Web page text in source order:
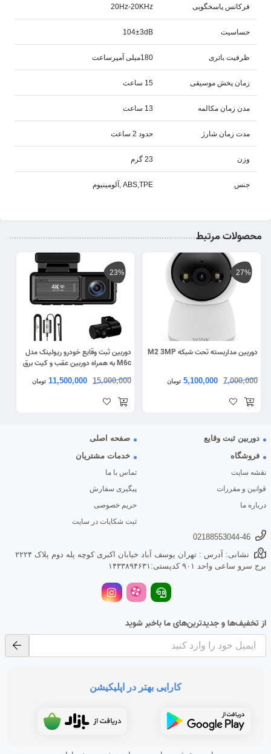
فرکانس پاسخگویی 20Hz-20KHz
حساسیت 104±3dB
ظرفیت باتری 180میلی آمپرساعت
زمان پخش موسیقی 15 ساعت
مدن زمان مکالمه 13 ساعت
مدت زمان شارژ حدود 2 ساعت
وزن 23 گرم
جنس ABS,TPE ,آلومینیوم
محصولات مرتبط
27%
دوربین مداربسته تحت شبکه M2 3MP
7,000,000
5,100,000 تومان
23%
دوربین ثبت وقایع خودرو ریولینک مدل
M6c به همراه دوربین عقب و کیت برق
مستقیم
15,000,000
11,500,000 تومان
دوربین ثبت وقایع
صفحه اصلی
فروشگاه
نقشه سایت
قوانین و مقررات
درباره ما
خدمات مشتریان
تماس با ما
پیگیری سفارش
حریم خصوصی
ثبت شکایات در سایت
02188553044-46
نشانی: آدرس : تهران یوسف آباد خیابان اکبری کوچه پله دوم پلاک ۲۲۲۴
برج سرو ساعی واحد ۹۰۱ کدپستی:۱۴۳۳۸۹۴۶۳۱
از تخفیف‌ها و جدیدترین‌های ما باخبر شوید
کارایی بهتر در اپلیکیشن